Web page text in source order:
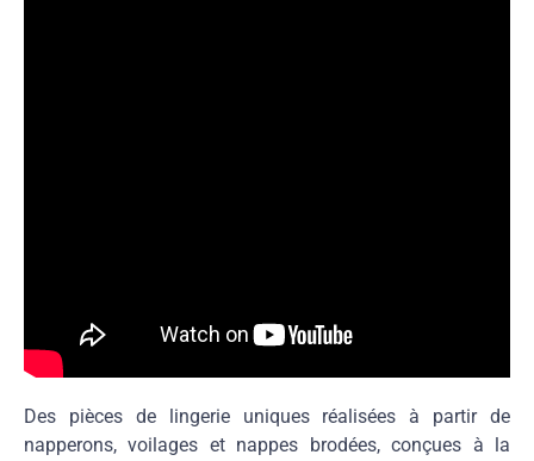
Des pièces de lingerie uniques réalisées à partir de
napperons, voilages et nappes brodées, conçues à la